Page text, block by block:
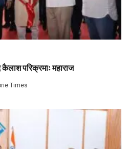
कैलाश परिक्रमाः महाराज
Times